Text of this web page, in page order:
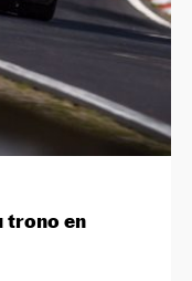
trono en